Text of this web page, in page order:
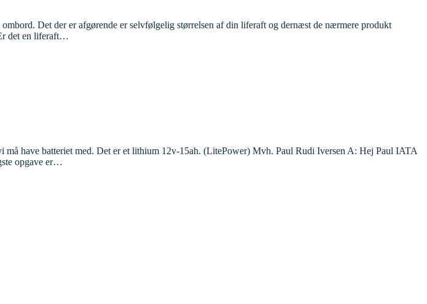
Det der er afgørende er selvfølgelig størrelsen af din liferaft og dernæst de nærmere produkt
det en liferaft…
have batteriet med. Det er et lithium 12v-15ah. (LitePower) Mvh. Paul Rudi Iversen A: Hej Paul IATA
opgave er…